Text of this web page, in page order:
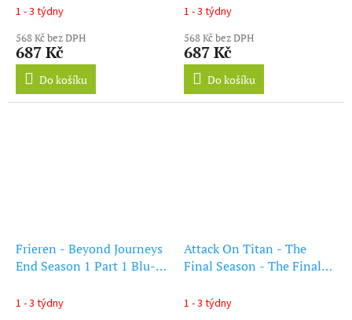
1 - 3 týdny
568 Kč bez DPH
687 Kč
Do košíku
1 - 3 týdny
568 Kč bez DPH
687 Kč
Do košíku
Frieren - Beyond Journeys
End Season 1 Part 1 Blu-
1 - 3 týdny
Attack On Titan - The
Final Season - The Final
1 - 3 týdny